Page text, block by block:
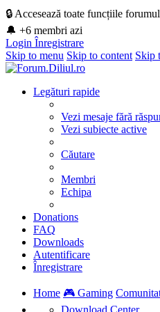
🔒 Accesează toate funcțiile
🔔 +6 membri azi
Login Înregistrare
Skip to menu Skip to content Skip
Legături rapide
Vezi mesaje fără
Vezi subiecte active
Căutare
Membri
Echipa
Donations
FAQ
Downloads
Autentificare
Înregistrare
Home 🎮 Gaming
Download Center